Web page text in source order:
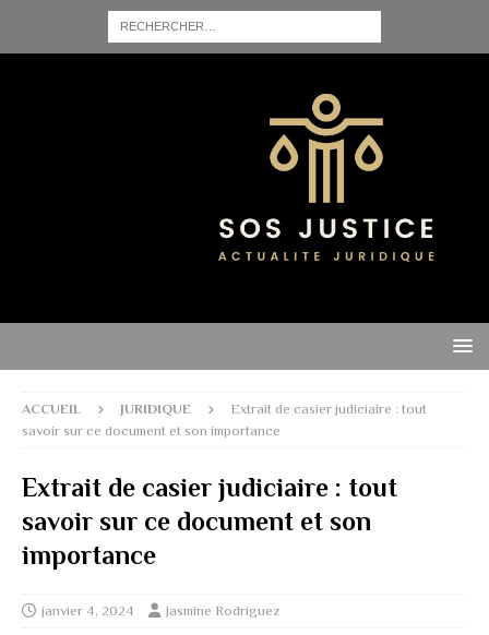
ACCUEIL JURIDIQUE
Extrait de casier judiciaire : tout
savoir sur ce document et son importance
Extrait de casier judiciaire : tout
savoir sur ce document et son
importance
janvier 4, 2024 Jasmine Rodriguez